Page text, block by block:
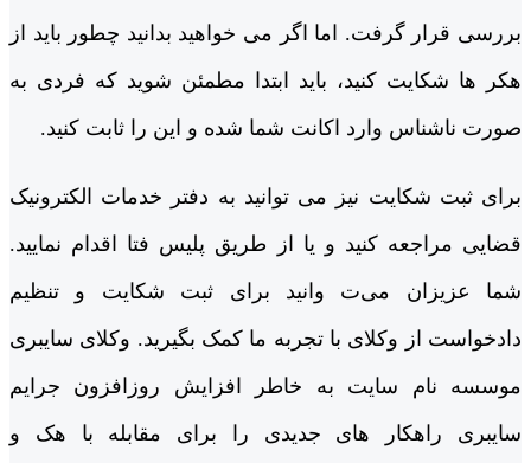
بررسی قرار گرفت. اما اگر می ‌خواهید بدانید چطور باید از
هکر ها شکایت کنید، باید ابتدا مطمئن شوید که فردی به
صورت ناشناس وارد اکانت شما شده و این را ثابت کنید.
برای ثبت شکایت نیز می‌ توانید به دفتر خدمات الکترونیک
قضایی مراجعه کنید و یا از طریق پلیس فتا اقدام نمایید.
شما عزیزان می‌ت وانید برای ثبت شکایت و تنظیم
دادخواست از وکلای با تجربه ما کمک بگیرید. وکلای سایبری
موسسه نام سایت به خاطر افزایش روزافزون جرایم
سایبری راهکار های جدیدی را برای مقابله با هک و